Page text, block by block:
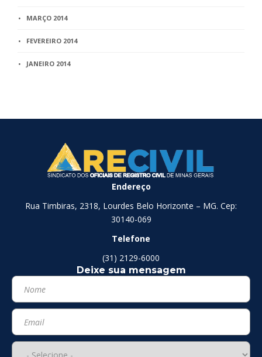
MARÇO 2014
FEVEREIRO 2014
JANEIRO 2014
Endereço
Rua Timbiras, 2318, Lourdes Belo Horizonte – MG. Cep:
30140-069
Telefone
(31) 2129-6000
Deixe sua mensagem